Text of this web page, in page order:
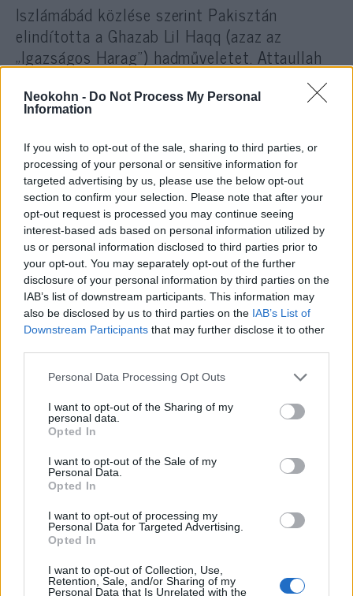
Neokohn - Do Not Process My Personal
Information
If you wish to opt-out of the sale, sharing to third parties, or
processing of your personal or sensitive information for
targeted advertising by us, please use the below opt-out
section to confirm your selection. Please note that after your
opt-out request is processed you may continue seeing
interest-based ads based on personal information utilized by
us or personal information disclosed to third parties prior to
your opt-out. You may separately opt-out of the further
disclosure of your personal information by third parties on the
IAB’s list of downstream participants. This information may
also be disclosed by us to third parties on the IAB’s List of
Downstream Participants that may further disclose it to other
Please note that this website/app uses one or more Google
not limited to your visit or usage behaviour. You may click to
grant or deny consent to Google and its third-party tags to
use your data for below specified purposes in below Google
consent section.
Personal Data Processing Opt Outs
I want to opt-out of the Sharing of my
personal data.
Opted In
I want to opt-out of the Sale of my
Personal Data.
Opted In
I want to opt-out of processing my
Personal Data for Targeted Advertising.
Opted In
I want to opt-out of Collection, Use,
Retention, Sale, and/or Sharing of my
Personal Data that Is Unrelated with the
Iszlámábád közlése szerint Pakisztán
elindította a Ghazab Lil Haqq (azaz az
„Igazságos Harag”) hadműveletet. Attaullah
Tarar tájékoztatási miniszter állítása szerint
a Kabul, Kandahár és Paktia tartomány elleni
csapásokban: 133 tálib terroristát öltek meg;
több mint 200-at megsebesítettek;
megsemmisítettek 80 tankot, két
lőszerraktárat és egy logisztikai bázist.
Megőrülnek a muszlimok Kína és
Pakisztán „Rafale-gyilkos”
vadászgépéért
Nem most kezdődtek a súrlódások
A jelenlegi harcokelőzménye, hogy a tálib
pakisztáni állások ellen a közel 2600
kilométer hosszú, nehezen ellenőrizhető
határszakaszon. Kabul szerint ez válasz volt
egy korábbi pakisztáni bombázásra, amelyben
Zabihullah Mujahid, a tálib adminisztráció
szóvivője kijelentette: a csapásokat „a
pakisztáni katonai körök ismételt
provokációira és jogsértéseire adott